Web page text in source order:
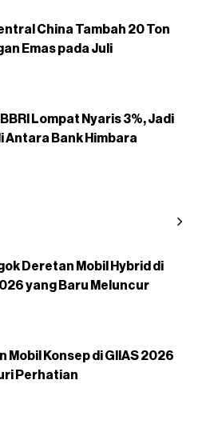
China Tambah 20 Ton
Emas pada Juli
Lompat Nyaris 3%, Jadi
Antara Bank Himbara
Deretan Mobil Hybrid di
yang Baru Meluncur
Mobil Konsep di GIIAS 2026
Perhatian